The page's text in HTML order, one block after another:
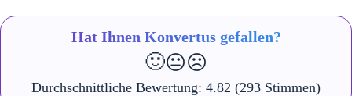
Hat Ihnen Konvertus gefallen?
🙂😐☹️
Durchschnittliche Bewertung: 4.82 (293 Stimmen)